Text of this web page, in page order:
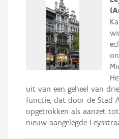
uit van een geheel van
functie, dat door de Stad
opgetrokken als aanzet
nieuw aangelegde